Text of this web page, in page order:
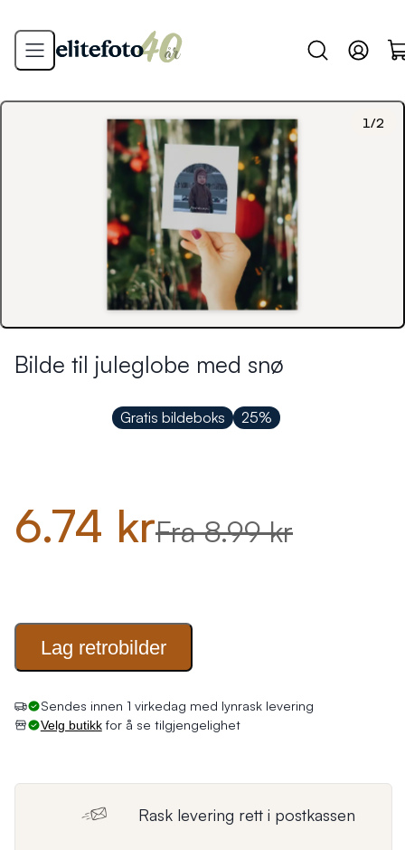
1 /2
Bilde til juleglobe med snø
Gratis bildeboks 25%
6.74 krFra 8.99 kr
Lag retrobilder
Sendes innen 1 virkedag med lynrask levering
Velg butikkfor å se tilgjengelighet
Rask levering rett i postkassen